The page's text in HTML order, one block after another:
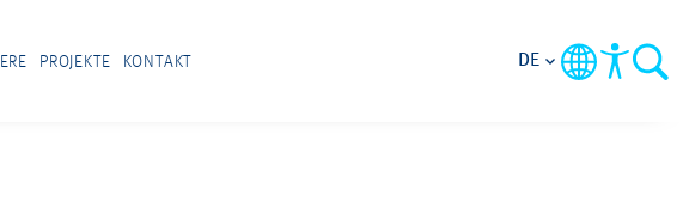
PROJEKTE KONTAKT DE